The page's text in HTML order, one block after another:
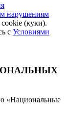
нарушениям
(куки).
с Условиями
«Национальные